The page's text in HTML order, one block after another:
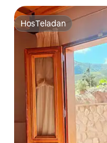
HosTeladan
HosTeladan